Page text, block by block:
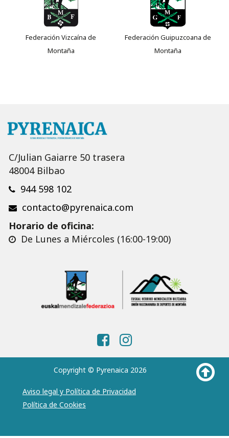
Federación Vizcaína de
Montaña
Federación Guipuzcoana de
Montaña
C/Julian Gaiarre 50 trasera
48004 Bilbao
944 598 102
contacto@pyrenaica.com
Horario de oficina:
De Lunes a Miércoles (16:00-19:00)
Copyright © Pyrenaica 2026
Aviso legal y Política de Privacidad
Política de Cookies